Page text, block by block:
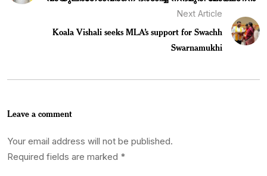
Next Article
Koala Vishali seeks MLA’s support for Swachh
Swarnamukhi
Leave a comment
Your email address will not be published.
Required fields are marked *